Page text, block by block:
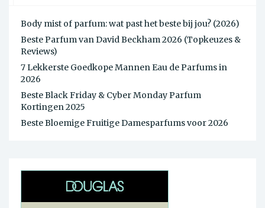
Body mist of parfum: wat past het beste bij jou? (2026)
Beste Parfum van David Beckham 2026 (Topkeuzes &
Reviews)
7 Lekkerste Goedkope Mannen Eau de Parfums in
2026
Beste Black Friday & Cyber Monday Parfum
Kortingen 2025
Beste Bloemige Fruitige Damesparfums voor 2026